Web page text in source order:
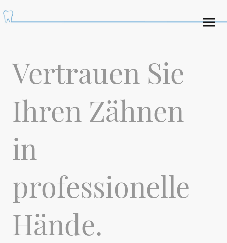
Vertrauen Sie
Ihren Zähnen
in
professionelle
Hände.